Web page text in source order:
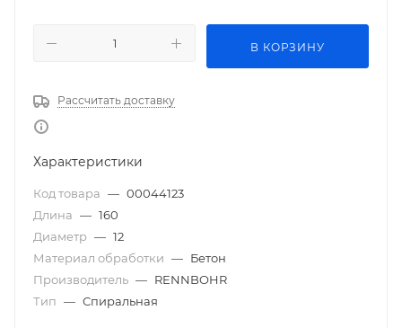
В КОРЗИНУ
Рассчитать доставку
Характеристики
Код товара — 00044123
Длина — 160
Диаметр — 12
Материал обработки — Бетон
Производитель — RENNBOHR
Тип — Спиральная